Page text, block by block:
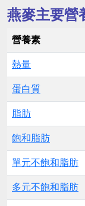
燕麥主要營
營養素
熱量
蛋白質
脂肪
飽和脂肪
單元不飽和脂肪
多元不飽和脂肪